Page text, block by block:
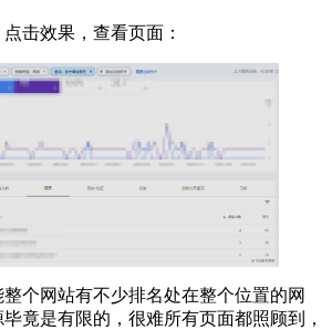
击效果，查看页面：
个网站有不少排名处在整个位置的网
竟是有限的，很难所有页面都照顾到，